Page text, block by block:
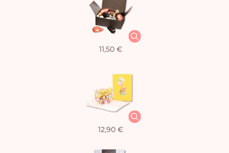
11,50 €
12,90 €